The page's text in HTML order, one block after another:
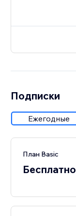
Подписки
Ежегодные
План Basic
Бесплатно